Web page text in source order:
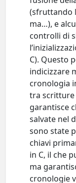
(sfruttando
ma…), e
controlli di
C). Questo
indicizzare
cronologia
tra scritture
garantisce
salvate nel
sono state
chiavi
in C, il che
ma
cronologie